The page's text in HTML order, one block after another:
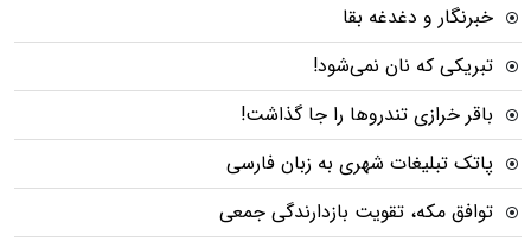
خبرنگار و دغدغه بقا
تبریکی که نان نمی‌شود!
باقر خرازی تندروها را جا گذاشت!
پاتک تبلیغات شهری به زبان فارسی
توافق مکه، تقویت بازدارندگی جمعی